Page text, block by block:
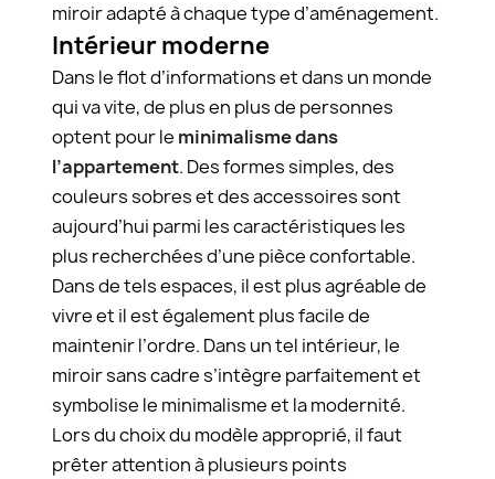
miroir adapté à chaque type d’aménagement.
Intérieur moderne
Dans le flot d’informations et dans un monde
qui va vite, de plus en plus de personnes
optent pour le minimalisme dans
l’appartement. Des formes simples, des
couleurs sobres et des accessoires sont
aujourd’hui parmi les caractéristiques les
plus recherchées d’une pièce confortable.
Dans de tels espaces, il est plus agréable de
vivre et il est également plus facile de
maintenir l’ordre. Dans un tel intérieur, le
miroir sans cadre s’intègre parfaitement et
symbolise le minimalisme et la modernité.
Lors du choix du modèle approprié, il faut
prêter attention à plusieurs points